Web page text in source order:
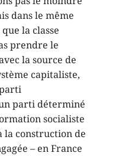
dans le même
la classe
prendre le
la source de
capitaliste,
parti déterminé
socialiste
la construction de
– en France